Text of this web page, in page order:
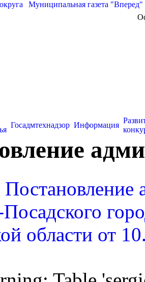
Муниципальная газета "Вперед"
Госадмтехнадзор Информация
Постановление
области от